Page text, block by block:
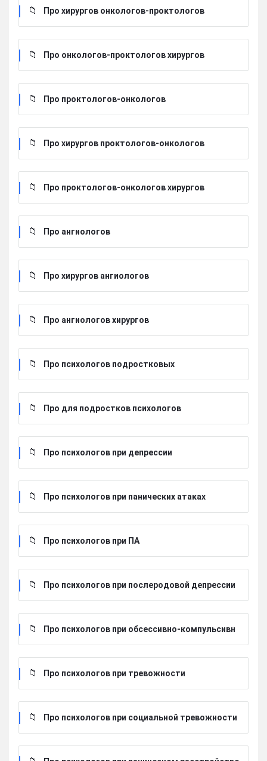
Про хирургов онкологов-проктологов
Про онкологов-проктологов хирургов
Про проктологов-онкологов
Про хирургов проктологов-онкологов
Про проктологов-онкологов хирургов
Про ангиологов
Про хирургов ангиологов
Про ангиологов хирургов
Про психологов подростковых
Про для подростков психологов
Про психологов при депрессии
Про психологов при панических атаках
Про психологов при ПА
Про психологов при послеродовой депрессии
Про психологов при обсессивно-компульсивн
Про психологов при тревожности
Про психологов при социальной тревожности